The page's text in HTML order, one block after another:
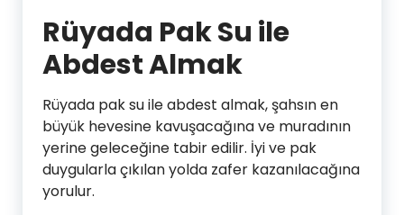
Rüyada Pak Su ile
Abdest Almak
Rüyada pak su ile abdest almak, şahsın en
büyük hevesine kavuşacağına ve muradının
yerine geleceğine tabir edilir. İyi ve pak
duygularla çıkılan yolda zafer kazanılacağına
yorulur.